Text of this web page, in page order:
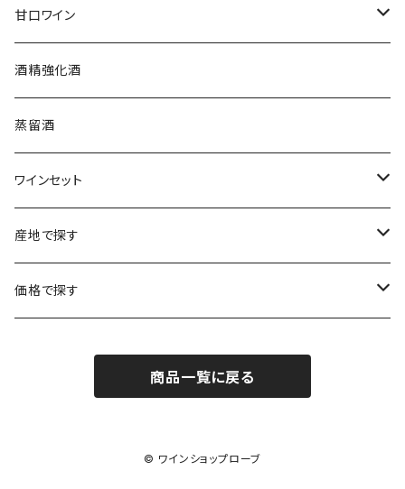
クリスチャン・ゴセ
クロード・カザル
ジェローム・ルフェーヴル
シャルトーニュ・タイエ
シャルル・エドシック
ジャン・ラルマン
ブルゴーニュ
ロワール
コトーシャンプノワ
オーストラリア
ニュージーランド
南アフリカ
チリ
スロヴァキア
オーストリア
アルザス
シュッド・ウエスト
ロワール
スロヴァキア
オーストラリア
ニュージーランド
南アフリカ
チリ
アメリカ
甘口ワイン
フランス
ソーテルヌ
酒精強化酒
蒸留酒
ワインセット
福袋
シャンパーニュセット
産地で探す
アメリカ
価格で探す
3,000円～4,999円
商品一覧に戻る
© ワインショップローブ